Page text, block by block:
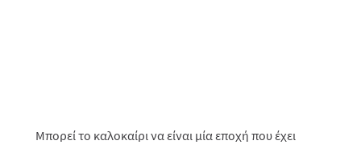
Μπορεί το καλοκαίρι να είναι μία εποχή που έχει